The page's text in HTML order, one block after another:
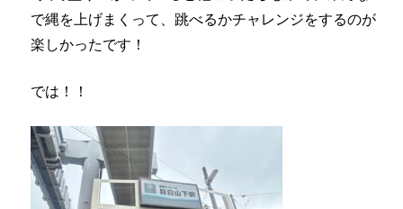
で縄を上げまくって、跳べるかチャレンジをするのが
楽しかったです！
では！！